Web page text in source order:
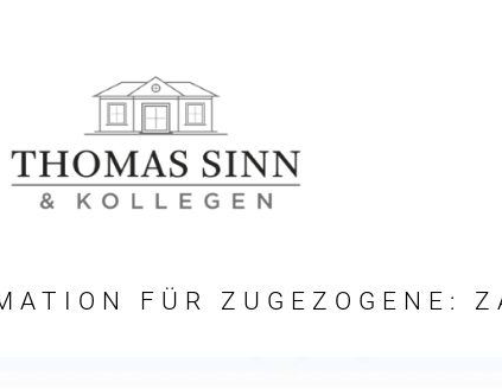
FÜR ZUGEZOGENE: